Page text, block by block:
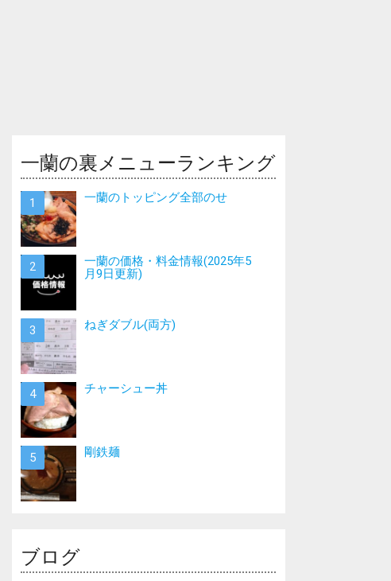
一蘭の裏メニューランキング
一蘭のトッピング全部のせ
一蘭の価格・料金情報(2025年5
月9日更新)
ねぎダブル(両方)
チャーシュー丼
剛鉄麺
ブログ